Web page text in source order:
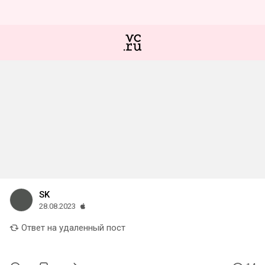
SK
28.08.2023
Ответ на удаленный пост